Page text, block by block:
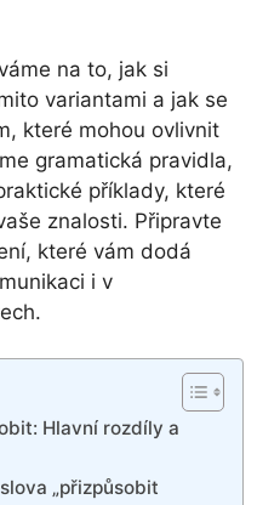
na to, jak si
variantami a jak se
které mohou ovlivnit
gramatická pravidla,
příklady, které
znalosti. Připravte
které vám dodá
i v
Hlavní rozdíly a
„přizpůsobit